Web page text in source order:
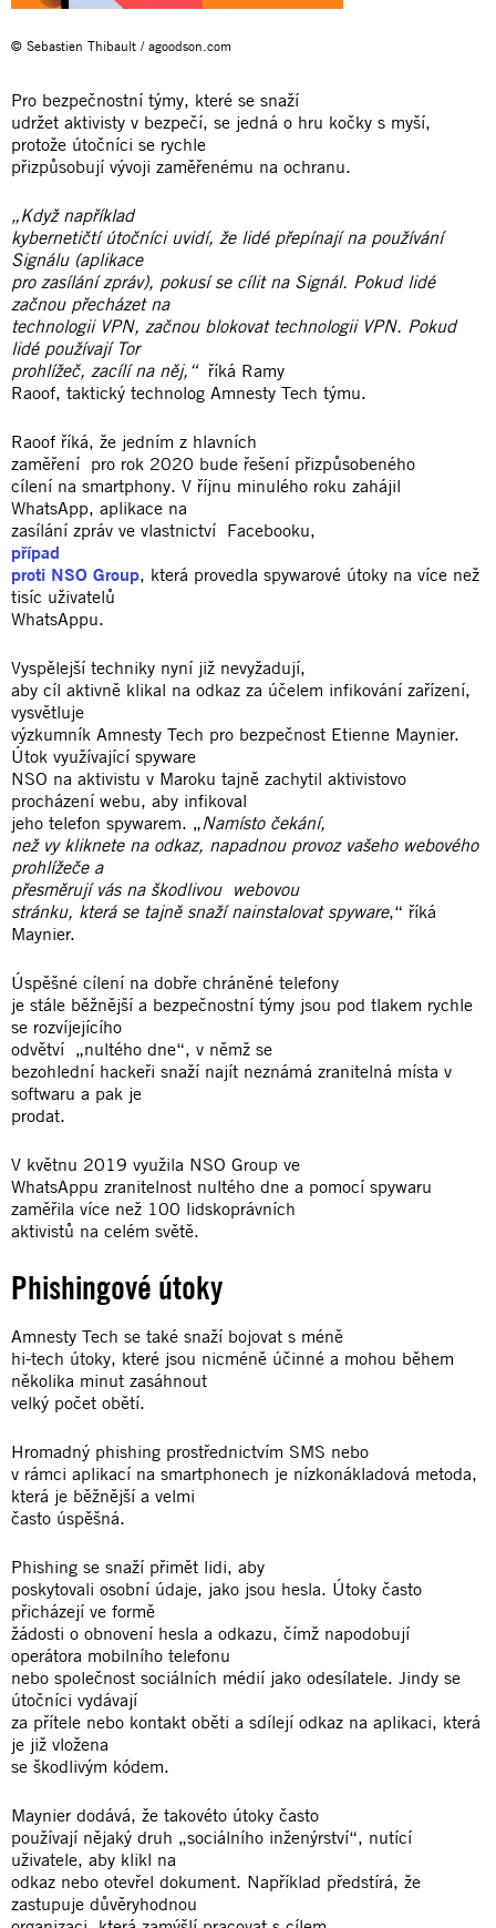
© Sebastien Thibault / agoodson.com
Pro bezpečnostní týmy, které se snaží
udržet aktivisty v bezpečí, se jedná o hru kočky s myší,
protože útočníci se rychle
přizpůsobují vývoji zaměřenému na ochranu.
„Když například
kybernetičtí útočníci uvidí, že lidé přepínají na používání
Signálu (aplikace
pro zasílání zpráv), pokusí se cílit na Signál. Pokud lidé
začnou přecházet na
technologii VPN, začnou blokovat technologii VPN. Pokud
lidé používají Tor
prohlížeč, zacílí na něj,“říká Ramy
Raoof, taktický technolog Amnesty Tech týmu.
Raoof říká, že jedním z hlavních
zaměření pro rok 2020 bude řešení přizpůsobeného
cílení na smartphony. V říjnu minulého roku zahájil
WhatsApp, aplikace na
zasílání zpráv ve vlastnictví Facebooku,
případ
proti NSO Group, která provedla spywarové útoky na více než
tisíc uživatelů
WhatsAppu.
Vyspělejší techniky nyní již nevyžadují,
aby cíl aktivně klikal na odkaz za účelem infikování zařízení,
vysvětluje
výzkumník Amnesty Tech pro bezpečnost Etienne Maynier.
Útok využívající spyware
NSO na aktivistu v Maroku tajně zachytil aktivistovo
procházení webu, aby infikoval
jeho telefon spywarem. „Namísto čekání,
než vy kliknete na odkaz, napadnou provoz vašeho webového
prohlížeče a
přesměrují vás na škodlivou webovou
stránku, která se tajně snaží nainstalovat spyware,“ říká
Maynier.
Úspěšné cílení na dobře chráněné telefony
je stále běžnější a bezpečnostní týmy jsou pod tlakem rychle
se rozvíjejícího
odvětví „nultého dne“, v němž se
bezohlední hackeři snaží najít neznámá zranitelná místa v
softwaru a pak je
prodat.
V květnu 2019 využila NSO Group ve
WhatsAppu zranitelnost nultého dne a pomocí spywaru
zaměřila více než 100 lidskoprávních
aktivistů na celém světě.
Phishingové útoky
Amnesty Tech se také snaží bojovat s méně
hi-tech útoky, které jsou nicméně účinné a mohou během
několika minut zasáhnout
velký počet obětí.
Hromadný phishing prostřednictvím SMS nebo
v rámci aplikací na smartphonech je nízkonákladová metoda,
která je běžnější a velmi
často úspěšná.
Phishing se snaží přimět lidi, aby
poskytovali osobní údaje, jako jsou hesla. Útoky často
přicházejí ve formě
žádosti o obnovení hesla a odkazu, čímž napodobují
operátora mobilního telefonu
nebo společnost sociálních médií jako odesílatele. Jindy se
útočníci vydávají
za přítele nebo kontakt oběti a sdílejí odkaz na aplikaci, která
je již vložena
se škodlivým kódem.
Maynier dodává, že takovéto útoky často
používají nějaký druh „sociálního inženýrství“, nutící
uživatele, aby klikl na
odkaz nebo otevřel dokument. Například předstírá, že
zastupuje důvěryhodnou